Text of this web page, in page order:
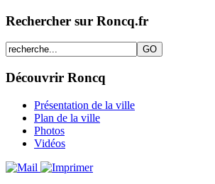
Rechercher sur Roncq.fr
Découvrir Roncq
Présentation de la ville
Plan de la ville
Photos
Vidéos